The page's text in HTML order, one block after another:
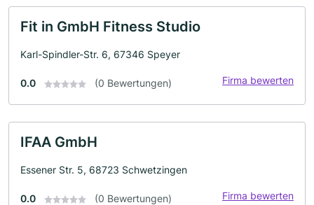
Fit in GmbH Fitness Studio
Karl-Spindler-Str. 6, 67346 Speyer
0.0 (0 Bewertungen) Firma bewerten
IFAA GmbH
Essener Str. 5, 68723 Schwetzingen
0.0 (0 Bewertungen) Firma bewerten